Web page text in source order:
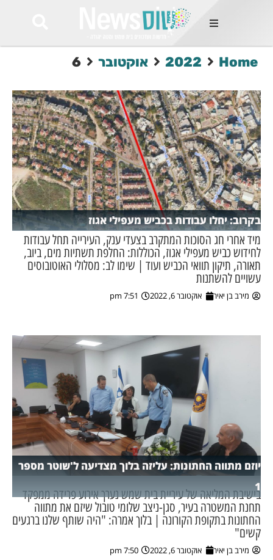
החמות
Et
odio
mauris, wisi
tortor
feugiat
ultricies
Congue
luctus, quam
mi
מסע מלחמה
השבוע
עסקים
Home
2022 אוקטובר 6
בקרוב: יחלו עבודות בכביש מעפילי אגוז
מיד אחרי חג הסוכות המתקרב בצעדי ענק, העירייה תחל עבודות
לחידוש כביש מעפילי אגוז, הכוללות: החלפת תשתיות מים, ביוב,
תאורה, תיקון תוואי הכביש ועוד | שימו לב: מסלולי האוטובוסים
עשויים להשתנות
מירב בן יאיר אוקטובר 6, 2022 7:51 pm
יוזם מתווה החתונות: עליזה בלוך מצדיעה ל'שוטר מספר
1
בישיבת המליאה של עיריית בית שמש נערך אירוע פרידה ממפקד
תחנת המשטרה בעיר, סגן-ניצב שלומי טובול שיזם את מתווה
החתונות בתקופת הקורונה | בלוך אמרה: "היה שותף שלנו ברגעים
קשים"
מירב בן יאיר אוקטובר 6, 2022 7:50 pm